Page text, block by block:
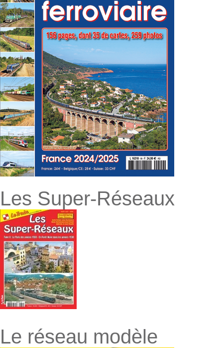
Les Super-Réseaux
Le réseau modèle